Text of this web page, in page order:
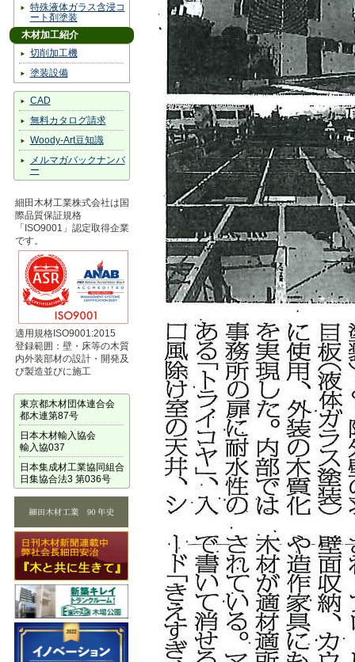
特殊液体ガラス含浸コ
ート剤塗装
木材加工紹介
切削加工機
塗装設備
CAD
無料カタログ請求
Woody-Art豆知識
メルマガバックナンバ
ー
細田木材工業株式会社は国
際品質保証規格
「ISO9001」認定取得企業
です。
適用規格ISO9001:2015
登録範囲：壁・床等の木質
内外装部材の設計・開発及
び製造並びに施工
東京都木材団体連合会
都木連第87号
日本木材輸入協会
輸入協037
日本集成材工業協同組合
日集協合法3 第036号